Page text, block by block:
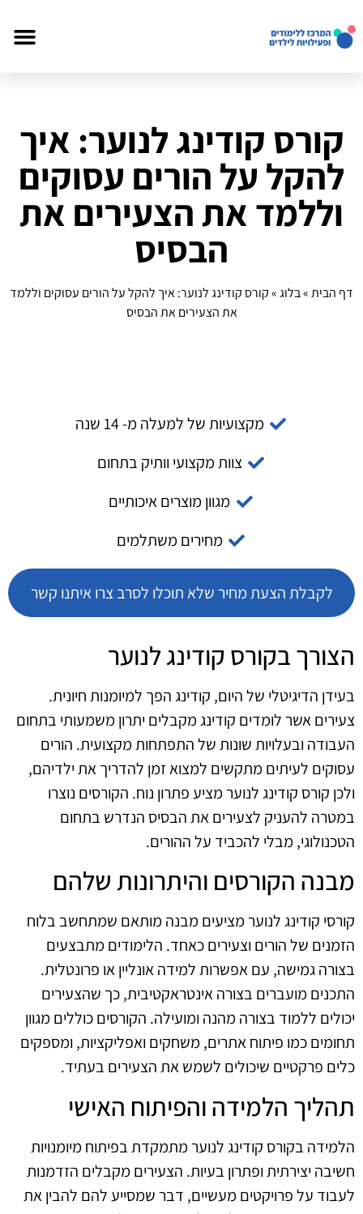
קורס קודינג לנוער: איך
להקל על הורים עסוקים
וללמד את הצעירים את
הבסיס
דף הבית»בלוג»קורס קודינג לנוער: איך להקל על הורים עסוקים וללמד
את הצעירים את הבסיס
מקצועיות של למעלה מ- 14 שנה
צוות מקצועי וותיק בתחום
מגוון מוצרים איכותיים
מחירים משתלמים
לקבלת הצעת מחיר שלא תוכלו לסרב צרו איתנו קשר
הצורך בקורס קודינג לנוער
בעידן הדיגיטלי של היום, קודינג הפך למיומנות חיונית.
צעירים אשר לומדים קודינג מקבלים יתרון משמעותי בתחום
העבודה ובעלויות שונות של התפתחות מקצועית. הורים
עסוקים לעיתים מתקשים למצוא זמן להדריך את ילדיהם,
ולכן קורס קודינג לנוער מציע פתרון נוח. הקורסים נוצרו
במטרה להעניק לצעירים את הבסיס הנדרש בתחום
הטכנולוגי, מבלי להכביד על ההורים.
מבנה הקורסים והיתרונות שלהם
קורסי קודינג לנוער מציעים מבנה מותאם שמתחשב בלוח
הזמנים של הורים וצעירים כאחד. הלימודים מתבצעים
בצורה גמישה, עם אפשרות למידה אונליין או פרונטלית.
התכנים מועברים בצורה אינטראקטיבית, כך שהצעירים
יכולים ללמוד בצורה מהנה ומועילה. הקורסים כוללים מגוון
תחומים כמו פיתוח אתרים, משחקים ואפליקציות, ומספקים
כלים פרקטיים שיכולים לשמש את הצעירים בעתיד.
תהליך הלמידה והפיתוח האישי
הלמידה בקורס קודינג לנוער מתמקדת בפיתוח מיומנויות
חשיבה יצירתית ופתרון בעיות. הצעירים מקבלים הזדמנות
לעבוד על פרויקטים מעשיים, דבר שמסייע להם להבין את